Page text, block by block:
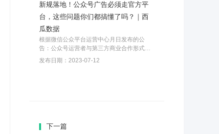
新规落地！公众号广告必须走官方平
台，这些问题你们都搞懂了吗？｜西
瓜数据
根据微信公众平台运营中心月日发布的公
告：公众号运营者与第三方商业合作形式推
销商品...
发布日期：2023-07-12
下一篇